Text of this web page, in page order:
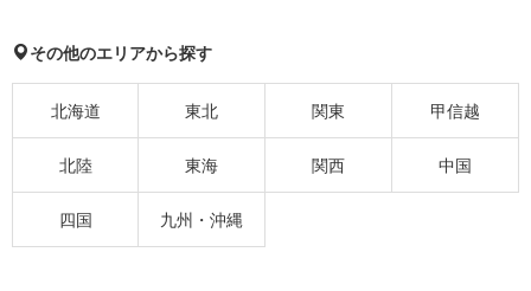
その他のエリアから探す
北海道 東北 関東 甲信越
北陸 東海 関西 中国
四国 九州・沖縄